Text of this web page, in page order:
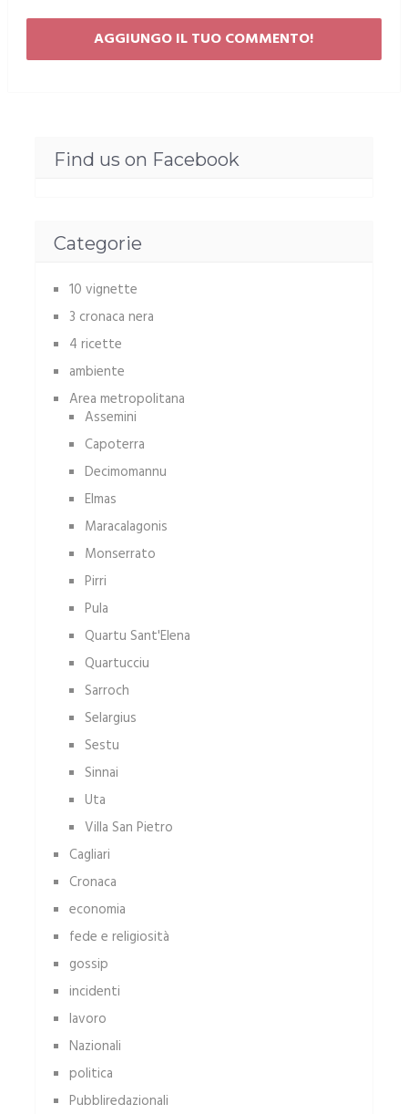
Find us on Facebook
Categorie
10 vignette
3 cronaca nera
4 ricette
ambiente
Area metropolitana
Assemini
Capoterra
Decimomannu
Elmas
Maracalagonis
Monserrato
Pirri
Pula
Quartu Sant'Elena
Quartucciu
Sarroch
Selargius
Sestu
Sinnai
Uta
Villa San Pietro
Cagliari
Cronaca
economia
fede e religiosità
gossip
incidenti
lavoro
Nazionali
politica
Pubbliredazionali